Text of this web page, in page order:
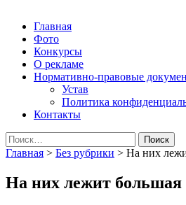
Народная трибуна
Калининская районная газета
Главная
Фото
Конкурсы
О рекламе
Нормативно-правовые
Устав
Политика
Контакты
Найти:
Главная > Без рубрики > На них
На них лежит большая